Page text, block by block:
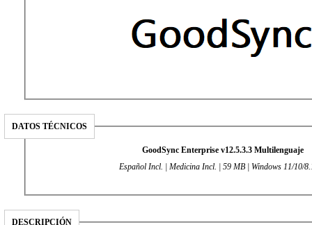
DATOS TÉCNICOS
GoodSync Enterprise v12.5.3.3 Multilenguaje
Español Incl. | Medicina Incl. | 59 MB | Windows 11/10/
DESCRIPCIÓN